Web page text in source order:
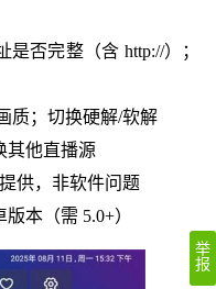
是否完整（含 http://）；
质；切换硬解/软解
其他直播源
供，非软件问题
本（需 5.0+）
举
报